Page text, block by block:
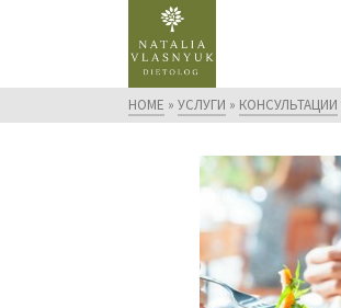
HOME » УСЛУГИ » КОНСУЛЬТАЦИИ